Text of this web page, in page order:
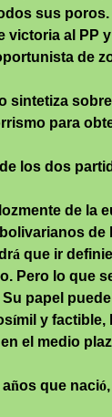
sus poros.
victoria al PP
de
sintetiza
para
los dos
de la
á que ir
Pero lo que
Su papel
ímil y factible,
el medio
años que nació